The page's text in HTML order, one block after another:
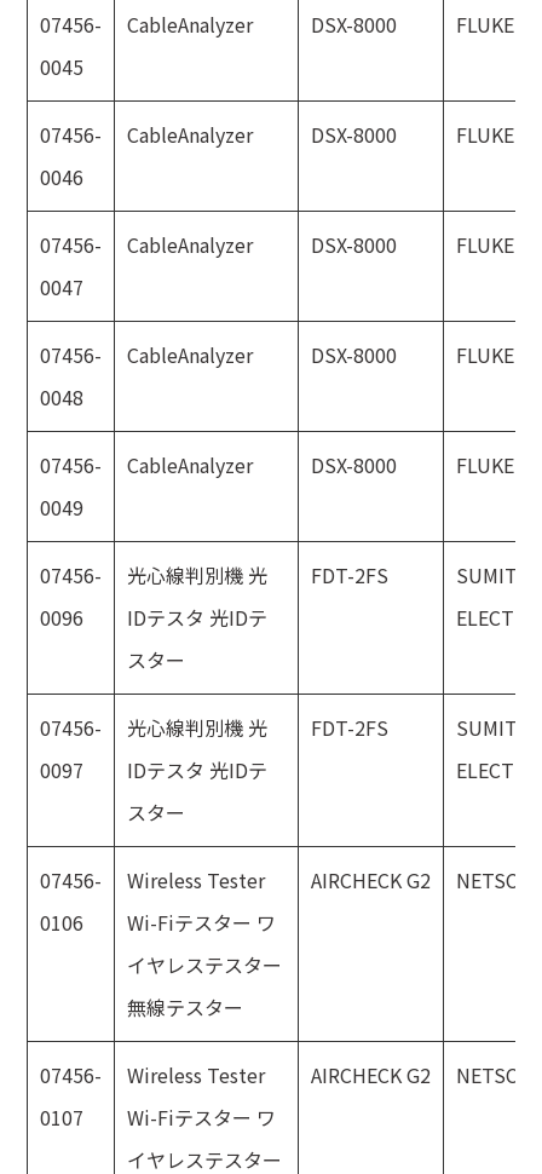
07456-
0045
CableAnalyzer DSX-8000 FLUKE
07456-
0046
CableAnalyzer DSX-8000 FLUKE
07456-
0047
CableAnalyzer DSX-8000 FLUKE
07456-
0048
CableAnalyzer DSX-8000 FLUKE
07456-
0049
CableAnalyzer DSX-8000 FLUKE
07456-
0096
光心線判別機 光
IDテスタ 光IDテ
スター
FDT-2FS
07456-
0097
光心線判別機 光
IDテスタ 光IDテ
スター
FDT-2FS
07456-
0106
Wireless Tester
Wi-Fiテスター ワ
イヤレステスター
無線テスター
AIRCHECK G2
07456-
0107
Wireless Tester
Wi-Fiテスター ワ
イヤレステスター
AIRCHECK G2